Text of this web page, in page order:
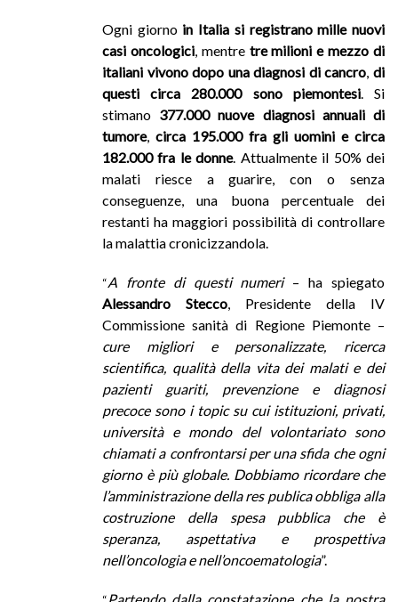
Ogni giorno in Italia si registrano mille nuovi
casi oncologici, mentre tre milioni e mezzo di
italiani vivono dopo una diagnosi di cancro,di
questi circa 280.000 sono piemontesi. Si
stimano 377.000 nuove diagnosi annuali di
tumore, circa 195.000 fra gli uomini e circa
182.000 fra le donne. Attualmente il 50% dei
malati riesce a guarire, con o senza
conseguenze, una buona percentuale dei
restanti ha maggiori possibilità di controllare
la malattia cronicizzandola.
“A fronte di questi numeri– ha spiegato
Alessandro Stecco, Presidente della IV
Commissione sanità di Regione Piemonte –
cure migliori e personalizzate, ricerca
scientifica, qualità della vita dei malati e dei
pazienti guariti, prevenzione e diagnosi
precoce sono i topic su cui istituzioni, privati,
università e mondo del volontariato sono
chiamati a confrontarsi per una sfida che ogni
giorno è più globale. Dobbiamo ricordare che
l’amministrazione della res publica obbliga alla
costruzione della spesa pubblica che è
speranza, aspettativa e prospettiva
nell’oncologia e nell’oncoematologia”.